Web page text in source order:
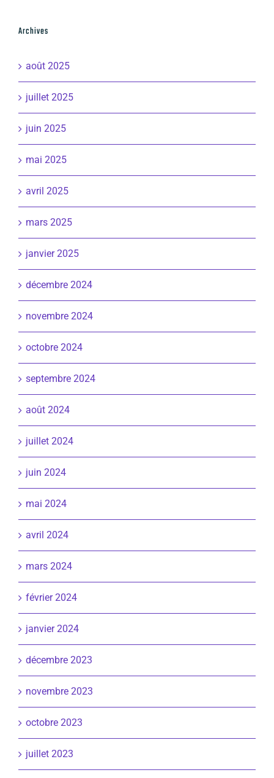
Archives
août 2025
juillet 2025
juin 2025
mai 2025
avril 2025
mars 2025
janvier 2025
décembre 2024
novembre 2024
octobre 2024
septembre 2024
août 2024
juillet 2024
juin 2024
mai 2024
avril 2024
mars 2024
février 2024
janvier 2024
décembre 2023
novembre 2023
octobre 2023
juillet 2023